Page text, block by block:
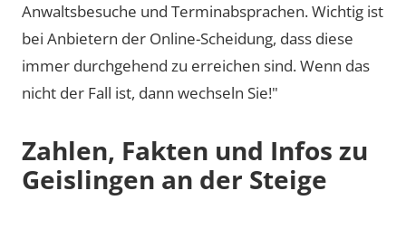
Anwaltsbesuche und Terminabsprachen. Wichtig ist
bei Anbietern der Online-Scheidung, dass diese
immer durchgehend zu erreichen sind. Wenn das
nicht der Fall ist, dann wechseln Sie!"
Zahlen, Fakten und Infos zu
Geislingen an der Steige